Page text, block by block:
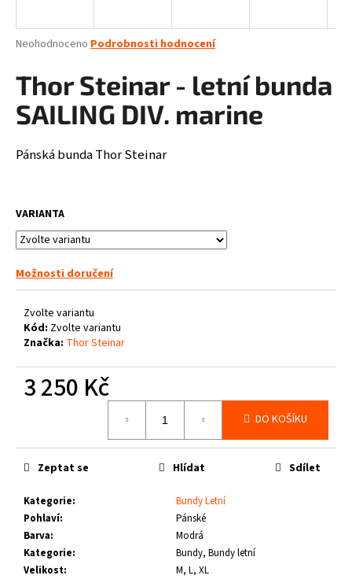
Průměrné
produktu
0,0
z
hvězdiček.
Neohodnoceno Podrobnosti hodnocení
Thor Steinar - letní bunda
SAILING DIV. marine
Pánská bunda Thor Steinar
VARIANTA
Možnosti doručení
Zvolte variantu
Kód: Zvolte variantu
Značka: Thor Steinar
3 250 Kč
DO KOŠÍKU
Kategorie:
Bundy Letní
Pohlaví:
Pánské
Barva:
Modrá
Kategorie:
Bundy, Bundy letní
Velikost: M, L, XL
Zeptat se Hlídat Sdílet
j
t
?
D
o
p
u
u
STEINAR
LEDVINKA
GUNGNIR
T.S.
LOGO